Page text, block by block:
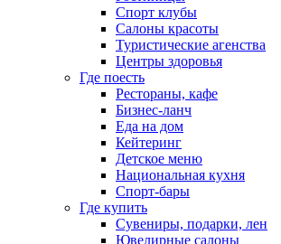
Спорт клубы
Салоны красоты
Туристические агенства
Центры здоровья
Где поесть
Рестораны, кафе
Бизнес-ланч
Еда на дом
Кейтеринг
Детское меню
Национальная кухня
Спорт-бары
Где купить
Сувениры, подарки, лен
Ювелирные салоны